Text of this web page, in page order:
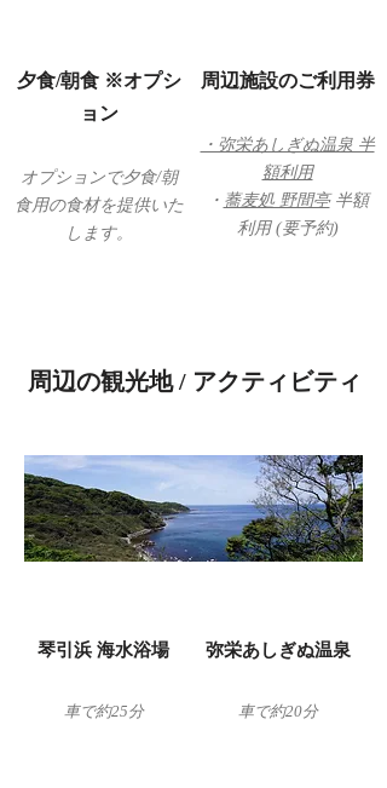
夕食/朝食 ※オプシ
ョン
オプションで夕食/朝
食用の食材を提供いた
します。
周辺施設のご利用券
・弥栄あしぎぬ温泉 半
額利用
・ 蕎麦処 野間亭半額
利用 (要予約)
周辺の観光地 / アクティビティ
​琴引浜 海水浴場
車で約25分
弥栄あしぎぬ温泉​
​車で約20分